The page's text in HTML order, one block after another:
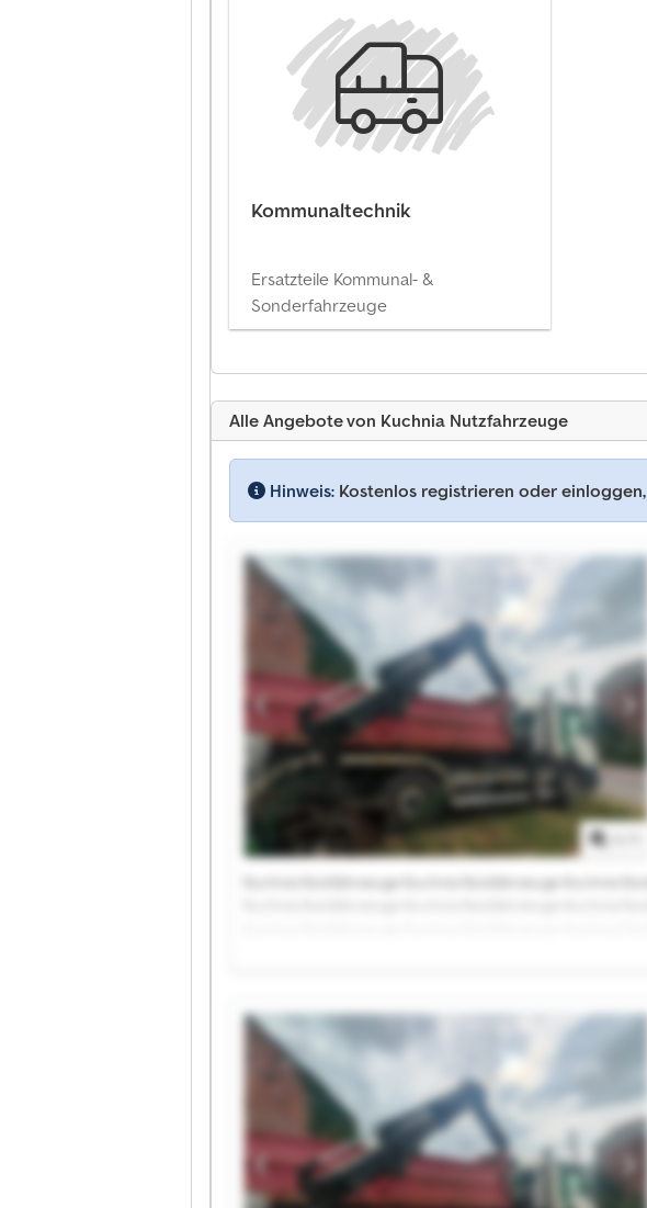
Kommunaltechnik
Ersatzteile Kommunal- &
Sonderfahrzeuge
Alle Angebote von Kuchnia Nutzfahrzeuge
Hinweis: Kostenlos registrieren oder einloggen,